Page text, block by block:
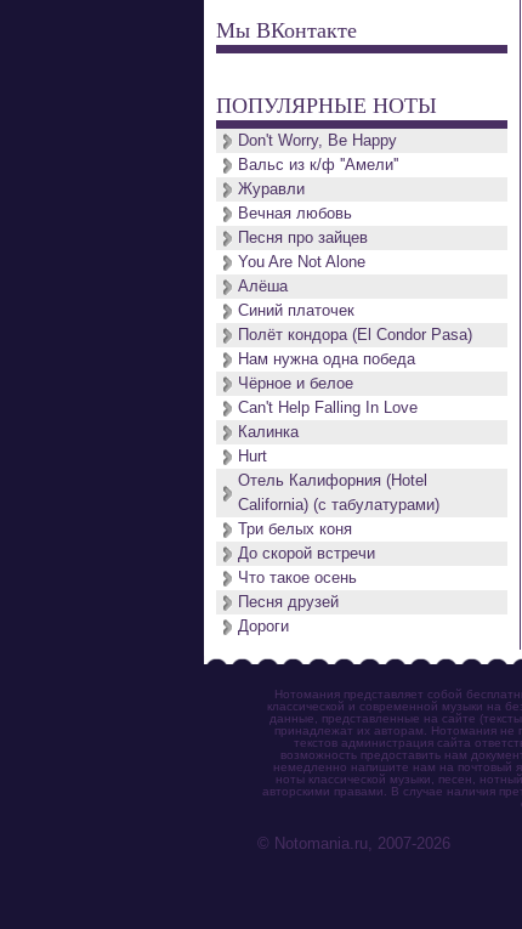
Мы ВКонтакте
ПОПУЛЯРНЫЕ НОТЫ
Don't Worry, Be Happy
Вальс из к/ф ''Амели''
Журавли
Вечная любовь
Песня про зайцев
You Are Not Alone
Алёша
Синий платочек
Полёт кондора (El Condor Pasa)
Нам нужна одна победа
Чёрное и белое
Can't Help Falling In Love
Калинка
Hurt
Отель Калифорния (Hotel
California) (с табулатурами)
Три белых коня
До скорой встречи
Что такое осень
Песня друзей
Дороги
Нотомания представляет собой
классической и современной музыки на
данные, представленные на сайте
принадлежат их авторам. Нотомания не
текстов администрация сайта
возможность предоставить нам
немедленно напишите нам на почтовый
ноты классической музыки, песен,
авторскими правами. В случае наличия
© Notomania.ru, 2007-2026